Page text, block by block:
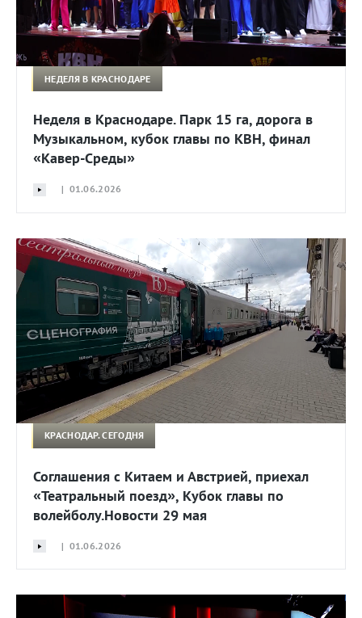
НЕДЕЛЯ В КРАСНОДАРЕ
Неделя в Краснодаре. Парк 15 га, дорога в
Музыкальном, кубок главы по КВН, финал
«Кавер-Среды»
| 01.06.2026
КРАСНОДАР. СЕГОДНЯ
Соглашения с Китаем и Австрией, приехал
«Театральный поезд», Кубок главы по
волейболу.Новости 29 мая
| 01.06.2026